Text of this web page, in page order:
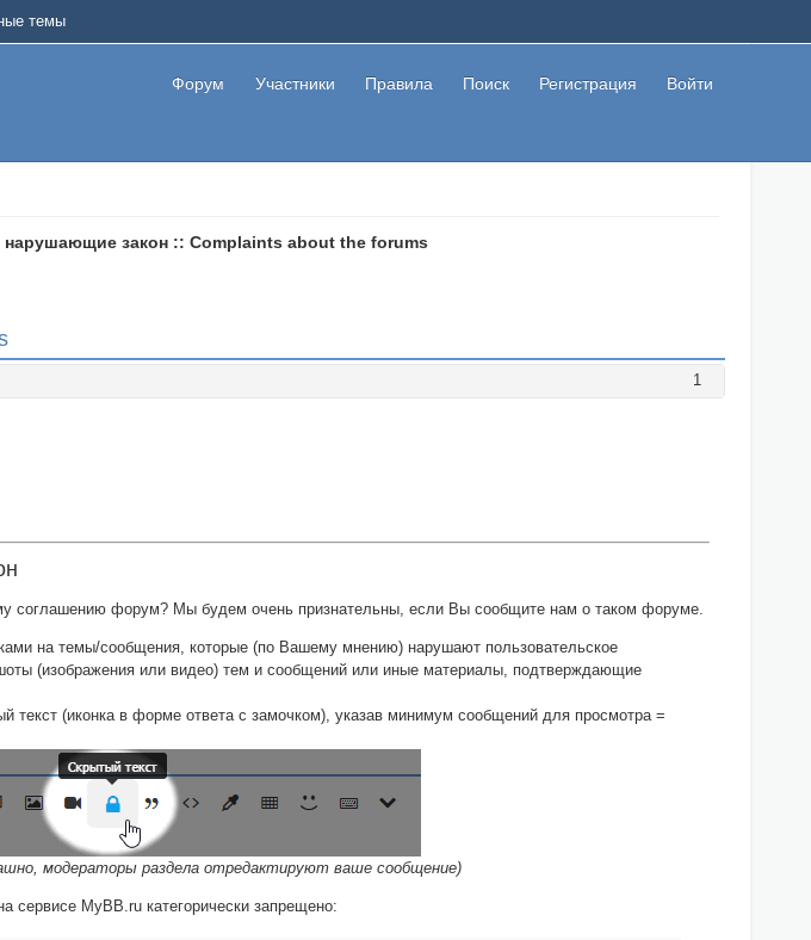
Форум Участники Правила Поиск Регистрация Войти
темы
закон :: Complaints about the forums
1
соглашению форум? Мы будем очень признательны, если Вы сообщите нам о таком форуме.
на темы/сообщения, которые (по Вашему мнению) нарушают пользовательское
(изображения или видео) тем и сообщений или иные материалы, подтверждающие
(иконка в форме ответа с замочком), указав минимум сообщений для просмотра =
модераторы раздела отредактируют ваше сообщение)
сервисе MyBB.ru категорически запрещено: